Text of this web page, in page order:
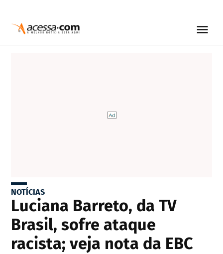
NOTÍCIAS
Luciana Barreto, da TV
Brasil, sofre ataque
racista; veja nota da EBC